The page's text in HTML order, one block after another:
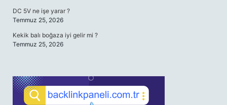
DC 5V ne işe yarar ?
Temmuz 25, 2026
Kekik balı boğaza iyi gelir mi ?
Temmuz 25, 2026